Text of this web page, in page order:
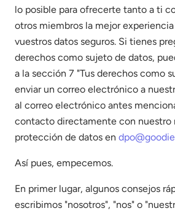
lo posible para ofrecerte tanto a ti
otros miembros la mejor
vuestros datos seguros. Si tienes
derechos como sujeto de datos,
a la sección 7 "Tus derechos como
enviar un correo electrónico a
al correo electrónico antes
contacto directamente con nuestro
protección de datos en
Así pues, empecemos.
En primer lugar, algunos consejos
escribimos "nosotros", "nos" o